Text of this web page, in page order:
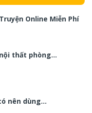
Online Miễn Phí
thất phòng…
nên dùng…